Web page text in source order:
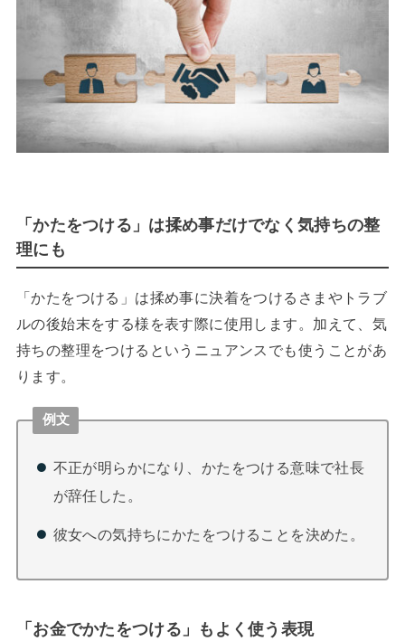
「かたをつける」は揉め事だけでなく気持ちの整
理にも
「かたをつける」は揉め事に決着をつけるさまやトラブ
ルの後始末をする様を表す際に使用します。加えて、気
持ちの整理をつけるというニュアンスでも使うことがあ
ります。
例文
不正が明らかになり、かたをつける意味で社長
が辞任した。
彼女への気持ちにかたをつけることを決めた。
「お金でかたをつける」もよく使う表現